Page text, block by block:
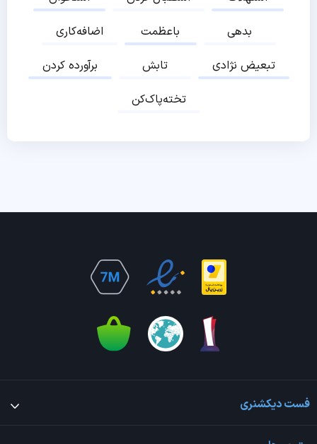
اضافه‌کاری
باعظمت
بدهی
برآورده کردن
تابش
تبعیض نژادی
تخته‌پاک‌کن
فست دیکشنری